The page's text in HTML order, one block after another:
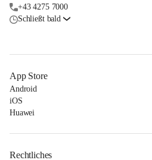
+43 4275 7000
Schließt bald
App Store
Android
iOS
Huawei
Rechtliches